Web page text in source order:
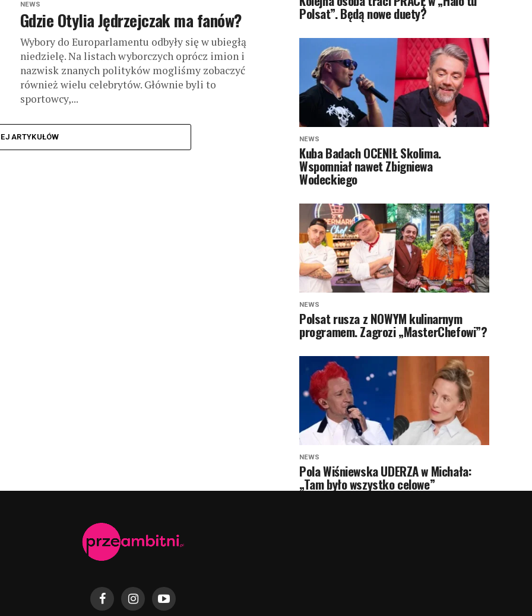
NEWS
Gdzie Otylia Jędrzejczak ma fanów?
Wybory do Europarlamentu odbyły się w ubiegłą
niedzielę. Na listach wyborczych oprócz imion i
nazwisk znanych polityków mogliśmy zobaczyć
również wielu celebrytów. Głównie byli to
sportowcy,...
ARTYKUŁÓW
Polsat”. Będą nowe duety?
NEWS
Kuba Badach OCENIŁ Skolima.
Wspomniał nawet Zbigniewa
Wodeckiego
NEWS
Polsat rusza z NOWYM kulinarnym
programem. Zagrozi „MasterChefowi”?
NEWS
Pola Wiśniewska UDERZA w Michała:
„Tam było wszystko celowe”